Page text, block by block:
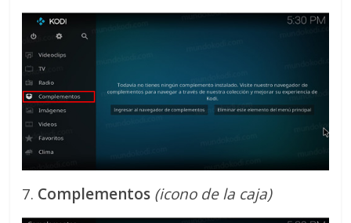
7. Complementos (icono de la caja)